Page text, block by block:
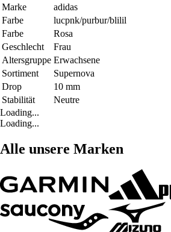
Marke
adidas
Farbe
lucpnk/purbur/blilil
Farbe
Rosa
Geschlecht
Frau
Altersgruppe Erwachsene
Sortiment
Supernova
Drop
10 mm
Stabilität
Neutre
Loading...
Loading...
Alle unsere Marken